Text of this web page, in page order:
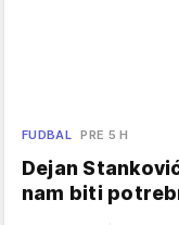
FUDBAL PRE 5 H
Dejan
nam biti